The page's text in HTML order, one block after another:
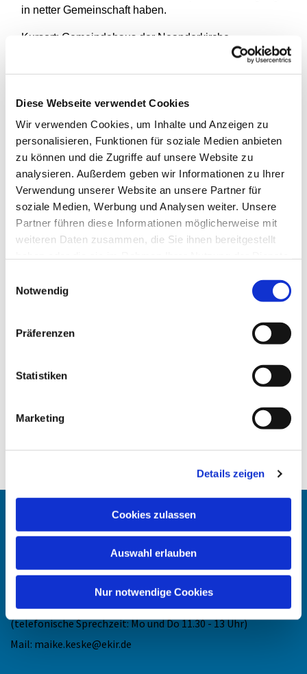
Diese Webseite verwendet Cookies
Wir verwenden Cookies, um Inhalte und Anzeigen zu
personalisieren, Funktionen für soziale Medien anbieten
zu können und die Zugriffe auf unsere Website zu
analysieren. Außerdem geben wir Informationen zu Ihrer
Verwendung unserer Website an unsere Partner für
soziale Medien, Werbung und Analysen weiter. Unsere
Partner führen diese Informationen möglicherweise mit
weiteren Daten zusammen, die Sie ihnen bereitgestellt
Notwendig
Präferenzen
Statistiken
Marketing
Details zeigen
Cookies zulassen
Auswahl erlauben
Nur notwendige Cookies
in netter Gemeinschaft haben.
Kursort: Gemeindehaus der Neanderkirche,
Auskunft: Silke Wahl Telefon: 0211 - 20962265 & Ute
Rauchholz Telefon: 0211 - 326807
Gerne können Sie zu einer kostenfreien Probestunde
kommen. Wir freuen uns auf Sie.
Angehörigen-Navi
Maike Keske
(telefonische Sprechzeit: Mo und Do 11.30 - 13 Uhr)
Mail: maike.keske@ekir.de